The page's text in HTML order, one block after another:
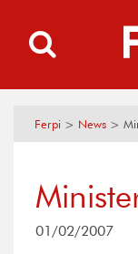
Ferpi > News >
01/02/2007